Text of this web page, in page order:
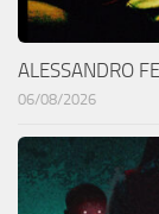
ALESSANDRO
06/08/2026